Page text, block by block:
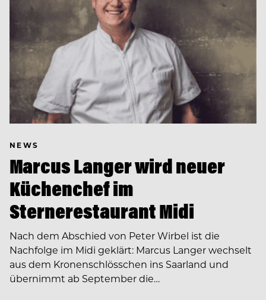
NEWS
Marcus Langer wird neuer
Küchenchef im
Sternerestaurant Midi
Nach dem Abschied von Peter Wirbel ist die
Nachfolge im Midi geklärt: Marcus Langer wechselt
aus dem Kronenschlösschen ins Saarland und
übernimmt ab September die…